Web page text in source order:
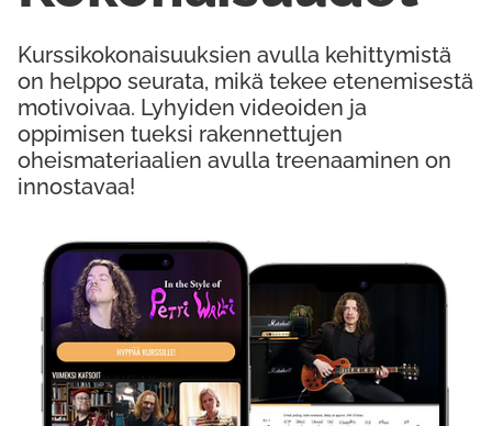
Kokeile Ilmaiseksi
Kurssikokonaisuuksien avulla kehittymistä
on helppo seurata, mikä tekee etenemisestä
motivoivaa. Lyhyiden videoiden ja
oppimisen tueksi rakennettujen
oheismateriaalien avulla treenaaminen on
innostavaa!